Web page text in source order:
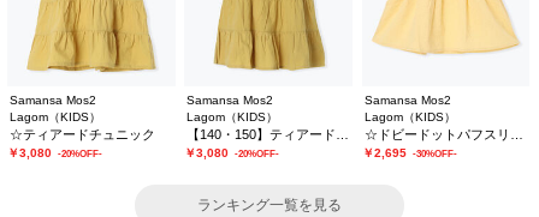
Samansa Mos2
Lagom（KIDS）
☆ティアードチュニック
￥3,080 -20%OFF-
Samansa Mos2
Lagom（KIDS）
￥3,080 -20%OFF-
Samansa Mos2
Lagom（KIDS）
￥2,695 -30%OFF-
ランキング一覧を見る